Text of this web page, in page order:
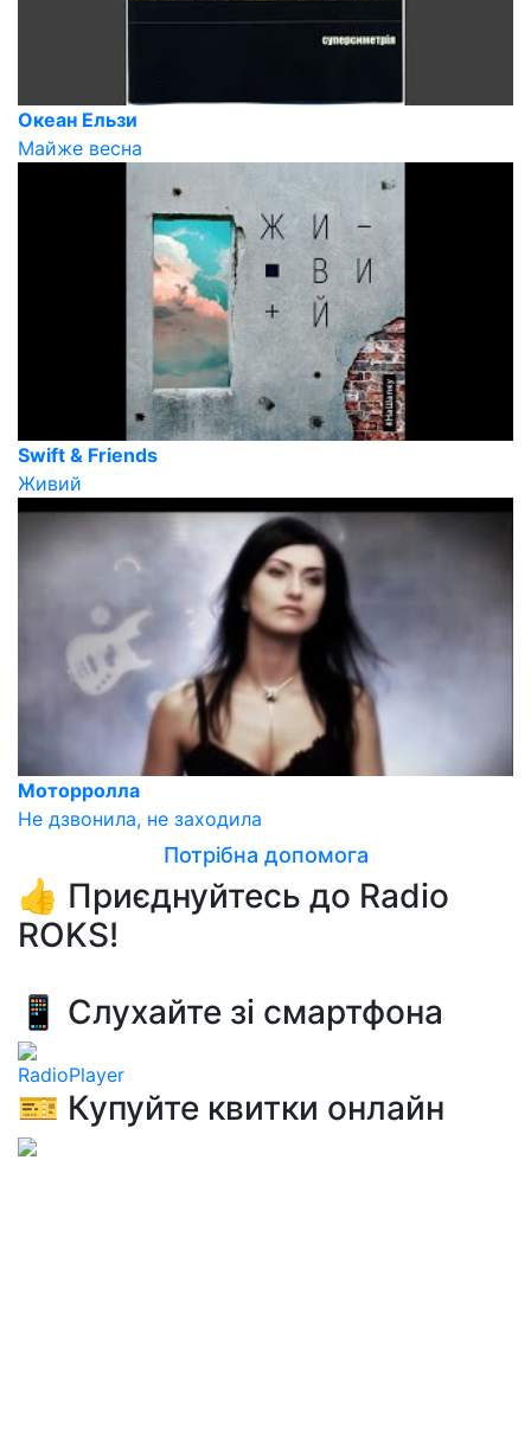
Океан Ельзи
Майже весна
Swift & Friends
Живий
Моторролла
Не дзвонила, не заходила
Потрібна допомога
👍 Приєднуйтесь до Radio
ROKS!
📱 Слухайте зі смартфона
RadioPlayer
🎫 Купуйте квитки онлайн